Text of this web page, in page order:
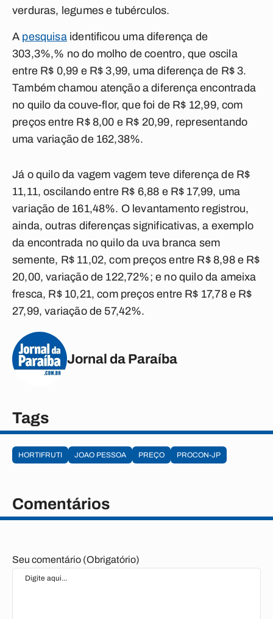
verduras, legumes e tubérculos.
A pesquisaidentificou uma diferença de
303,3%,% no do molho de coentro, que oscila
entre R$ 0,99 e R$ 3,99, uma diferença de R$ 3.
Também chamou atenção a diferença encontrada
no quilo da couve-flor, que foi de R$ 12,99, com
preços entre R$ 8,00 e R$ 20,99, representando
uma variação de 162,38%.
Já o quilo da vagem vagem teve diferença de R$
11,11, oscilando entre R$ 6,88 e R$ 17,99, uma
variação de 161,48%. O levantamento registrou,
ainda, outras diferenças significativas, a exemplo
da encontrada no quilo da uva branca sem
semente, R$ 11,02, com preços entre R$ 8,98 e R$
20,00, variação de 122,72%; e no quilo da ameixa
fresca, R$ 10,21, com preços entre R$ 17,78 e R$
27,99, variação de 57,42%.
Jornal da Paraíba
Tags
HORTIFRUTI JOAO PESSOA PREÇO PROCON-JP
Comentários
Seu comentário (Obrigatório)